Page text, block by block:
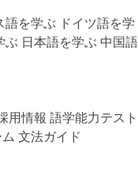
語を学ぶ ドイツ語を学
ぶ 日本語を学ぶ 中国語
用情報 語学能力テスト
文法ガイド